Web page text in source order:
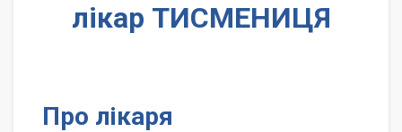
лікар ТИСМЕНИЦЯ
Про лікаря